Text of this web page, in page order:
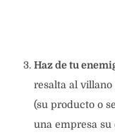
Haz de tu
resalta al
(su producto o
una empresa su